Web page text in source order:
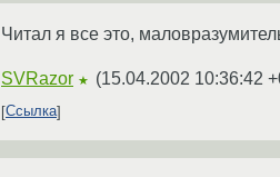
Читал я все это,
SVRazor ★ (15.04.2002 10:36:42
Ссылка